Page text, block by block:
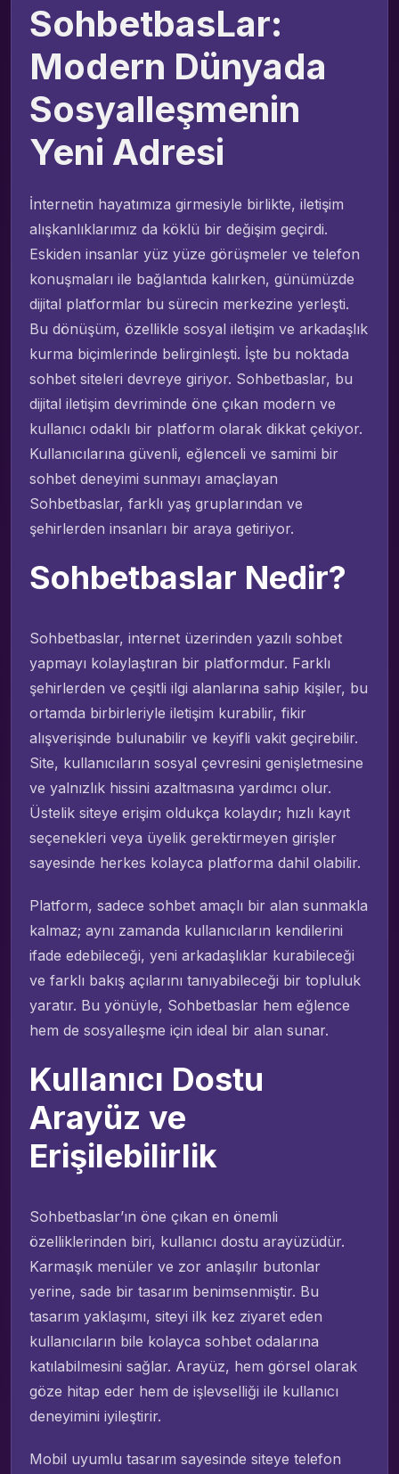
SohbetbasLar:
Modern Dünyada
Sosyalleşmenin
Yeni Adresi
İnternetin hayatımıza girmesiyle birlikte, iletişim
alışkanlıklarımız da köklü bir değişim geçirdi.
Eskiden insanlar yüz yüze görüşmeler ve telefon
konuşmaları ile bağlantıda kalırken, günümüzde
dijital platformlar bu sürecin merkezine yerleşti.
Bu dönüşüm, özellikle sosyal iletişim ve arkadaşlık
kurma biçimlerinde belirginleşti. İşte bu noktada
sohbet siteleri devreye giriyor. Sohbetbaslar, bu
dijital iletişim devriminde öne çıkan modern ve
kullanıcı odaklı bir platform olarak dikkat çekiyor.
Kullanıcılarına güvenli, eğlenceli ve samimi bir
sohbet deneyimi sunmayı amaçlayan
Sohbetbaslar, farklı yaş gruplarından ve
şehirlerden insanları bir araya getiriyor.
Sohbetbaslar Nedir?
Sohbetbaslar, internet üzerinden yazılı sohbet
yapmayı kolaylaştıran bir platformdur. Farklı
şehirlerden ve çeşitli ilgi alanlarına sahip kişiler, bu
ortamda birbirleriyle iletişim kurabilir, fikir
alışverişinde bulunabilir ve keyifli vakit geçirebilir.
Site, kullanıcıların sosyal çevresini genişletmesine
ve yalnızlık hissini azaltmasına yardımcı olur.
Üstelik siteye erişim oldukça kolaydır; hızlı kayıt
seçenekleri veya üyelik gerektirmeyen girişler
sayesinde herkes kolayca platforma dahil olabilir.
Platform, sadece sohbet amaçlı bir alan sunmakla
kalmaz; aynı zamanda kullanıcıların kendilerini
ifade edebileceği, yeni arkadaşlıklar kurabileceği
ve farklı bakış açılarını tanıyabileceği bir topluluk
yaratır. Bu yönüyle, Sohbetbaslar hem eğlence
hem de sosyalleşme için ideal bir alan sunar.
Kullanıcı Dostu
Arayüz ve
Erişilebilirlik
Sohbetbaslar’ın öne çıkan en önemli
özelliklerinden biri, kullanıcı dostu arayüzüdür.
Karmaşık menüler ve zor anlaşılır butonlar
yerine, sade bir tasarım benimsenmiştir. Bu
tasarım yaklaşımı, siteyi ilk kez ziyaret eden
kullanıcıların bile kolayca sohbet odalarına
katılabilmesini sağlar. Arayüz, hem görsel olarak
göze hitap eder hem de işlevselliği ile kullanıcı
deneyimini iyileştirir.
Mobil uyumlu tasarım sayesinde siteye telefon